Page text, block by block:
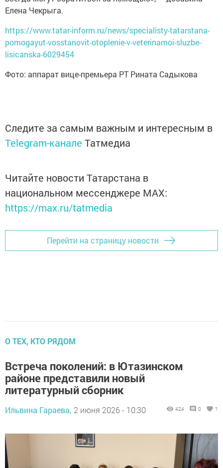
Елена Чекрыга.
https://www.tatar-inform.ru/news/specialisty-tatarstana-
pomogayut-vosstanovit-otoplenie-v-veterinarnoi-sluzbe-
lisicanska-6029454
Фото: аппарат вице-премьера РТ Рината Садыкова
Следите за самым важным и интересным в
Telegram-канале Татмедиа
Читайте новости Татарстана в
национальном мессенджере MАХ:
https://max.ru/tatmedia
Перейти на страницу новости
О ТЕХ, КТО РЯДОМ
Встреча поколений: в Ютазинском
районе представили новый
литературный сборник
Ильвина Гараева, 2 июня 2026 - 10:30 424 0 1